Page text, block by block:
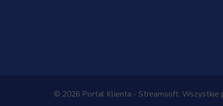
© 2026 Portal Klienta - Streamsoft. Wszystkie